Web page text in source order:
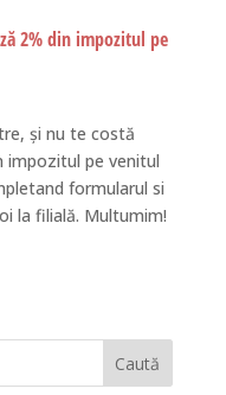
2% din impozitul pe
și nu te costă
impozitul pe venitul
formularul si
la filială. Multumim!